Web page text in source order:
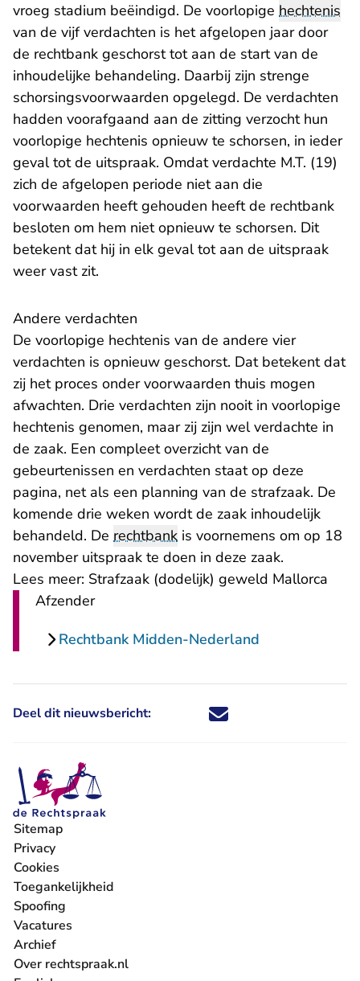
vroeg stadium beëindigd. De voorlopige hechtenis
van de vijf verdachten is het afgelopen jaar door
de rechtbank geschorst tot aan de start van de
inhoudelijke behandeling. Daarbij zijn strenge
schorsingsvoorwaarden opgelegd. De verdachten
hadden voorafgaand aan de zitting verzocht hun
voorlopige hechtenis opnieuw te schorsen, in ieder
geval tot de uitspraak. Omdat verdachte M.T. (19)
zich de afgelopen periode niet aan die
voorwaarden heeft gehouden heeft de rechtbank
besloten om hem niet opnieuw te schorsen. Dit
betekent dat hij in elk geval tot aan de uitspraak
weer vast zit.
Andere verdachten
De voorlopige hechtenis van de andere vier
verdachten is opnieuw geschorst. Dat betekent dat
zij het proces onder voorwaarden thuis mogen
afwachten. Drie verdachten zijn nooit in voorlopige
hechtenis genomen, maar zij zijn wel verdachte in
de zaak. Een compleet overzicht van de
gebeurtenissen en verdachten staat op deze
pagina, net als een planning van de strafzaak. De
komende drie weken wordt de zaak inhoudelijk
behandeld. De rechtbank is voornemens om op 18
november uitspraak te doen in deze zaak.
Lees meer: Strafzaak (dodelijk) geweld Mallorca
Afzender
Rechtbank Midden-Nederland
Deel dit nieuwsbericht: Deel dit nieuwsbericht via X -
Deel dit nieuwsbericht via
Deel dit nieuwsbericht
Deel dit
Sitemap
Privacy
Cookies
Toegankelijkheid
Spoofing
Vacatures
- U verlaat Rechtspraak.nl
Archief
Over rechtspraak.nl